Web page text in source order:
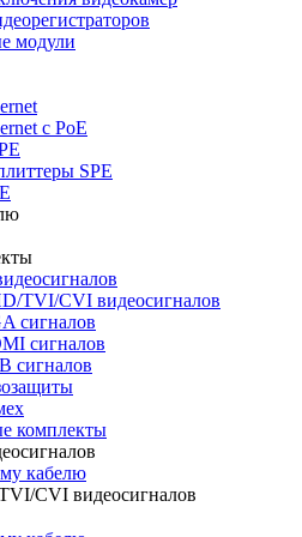
модули
c PoE
SPE
TVI/CVI видеосигналов
сигналов
сигналов
сигналов
комплекты
кабелю
CVI видеосигналов